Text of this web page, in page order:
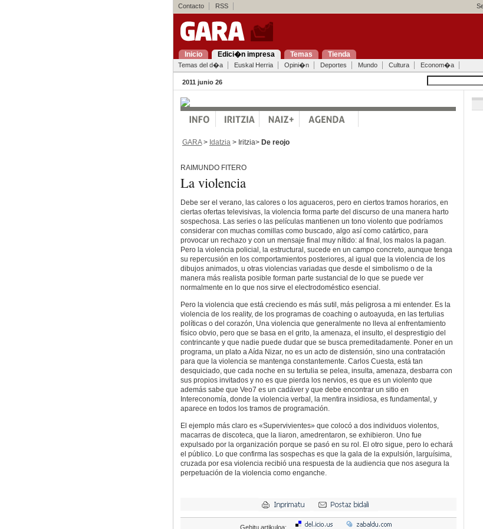
Contacto RSS
Inicio Edici�n impresa Temas Tienda
Temas del d�a Euskal Herria Opini�n Deportes Mundo Cultura Econom�a
2011 junio 26
GARA> Idatzia > Iritzia> De reojo
RAIMUNDO FITERO
La violencia
Debe ser el verano, las calores o los aguaceros, pero en ciertos tramos horarios, en
ciertas ofertas televisivas, la violencia forma parte del discurso de una manera harto
sospechosa. Las series o las películas mantienen un tono violento que podríamos
considerar con muchas comillas como buscado, algo así como catártico, para
provocar un rechazo y con un mensaje final muy nítido: al final, los malos la pagan.
Pero la violencia policial, la estructural, sucede en un campo concreto, aunque tenga
su repercusión en los comportamientos posteriores, al igual que la violencia de los
dibujos animados, u otras violencias variadas que desde el simbolismo o de la
manera más realista posible forman parte sustancial de lo que se puede ver
normalmente en lo que nos sirve el electrodoméstico esencial.
Pero la violencia que está creciendo es más sutil, más peligrosa a mi entender. Es la
violencia de los reality, de los programas de coaching o autoayuda, en las tertulias
políticas o del corazón, Una violencia que generalmente no lleva al enfrentamiento
físico obvio, pero que se basa en el grito, la amenaza, el insulto, el desprestigio del
contrincante y que nadie puede dudar que se busca premeditadamente. Poner en un
programa, un plato a Aída Nizar, no es un acto de distensión, sino una contratación
para que la violencia se mantenga constantemente. Carlos Cuesta, está tan
desquiciado, que cada noche en su tertulia se pelea, insulta, amenaza, desbarra con
sus propios invitados y no es que pierda los nervios, es que es un violento que
además sabe que Veo7 es un cadáver y que debe encontrar un sitio en
Intereconomía, donde la violencia verbal, la mentira insidiosa, es fundamental, y
aparece en todos los tramos de programación.
El ejemplo más claro es «Supervivientes» que colocó a dos individuos violentos,
macarras de discoteca, que la liaron, amedrentaron, se exhibieron. Uno fue
expulsado por la organización porque se pasó en su rol. El otro sigue, pero lo echará
el público. Lo que confirma las sospechas es que la gala de la expulsión, larguísima,
cruzada por esa violencia recibió una respuesta de la audiencia que nos asegura la
perpetuación de la violencia como enganche.
Gehitu artikuloa: